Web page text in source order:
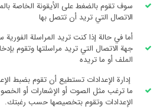
سوف تقوم بالضغط على الأيقونة الخاصة
الاتصال التي تريد أن تتصل بها
أما في حالة إذا كنت تريد المراسلة
جهة الاتصال التي تريد مراسلتها وتقوم
الملف أو ما تريده
إدارة الإعدادات تستطيع أن تقوم بضبط
ما ترغب مثل الصوت أو الإشعارات أو
الإعدادات وتقوم بتخصيصها حسب رغبتك.